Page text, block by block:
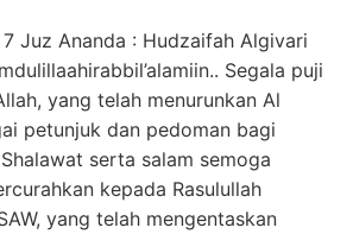
7 Juz Ananda : Hudzaifah Algivari
Segala puji
yang telah menurunkan Al
petunjuk dan pedoman bagi
serta salam semoga
kepada Rasulullah
yang telah mengentaskan